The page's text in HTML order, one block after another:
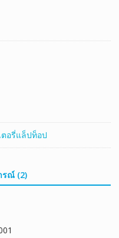
ตอรี่แล็ปท็อป
รณ์ (2)